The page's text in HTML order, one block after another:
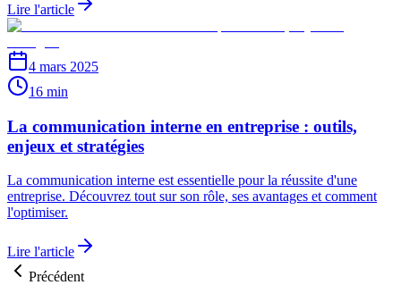
Lire l'article
4 mars 2025
16 min
La communication interne en entreprise : outils,
enjeux et stratégies
La communication interne est essentielle pour la réussite d'une
entreprise. Découvrez tout sur son rôle, ses avantages et comment
l'optimiser.
Lire l'article
Précédent